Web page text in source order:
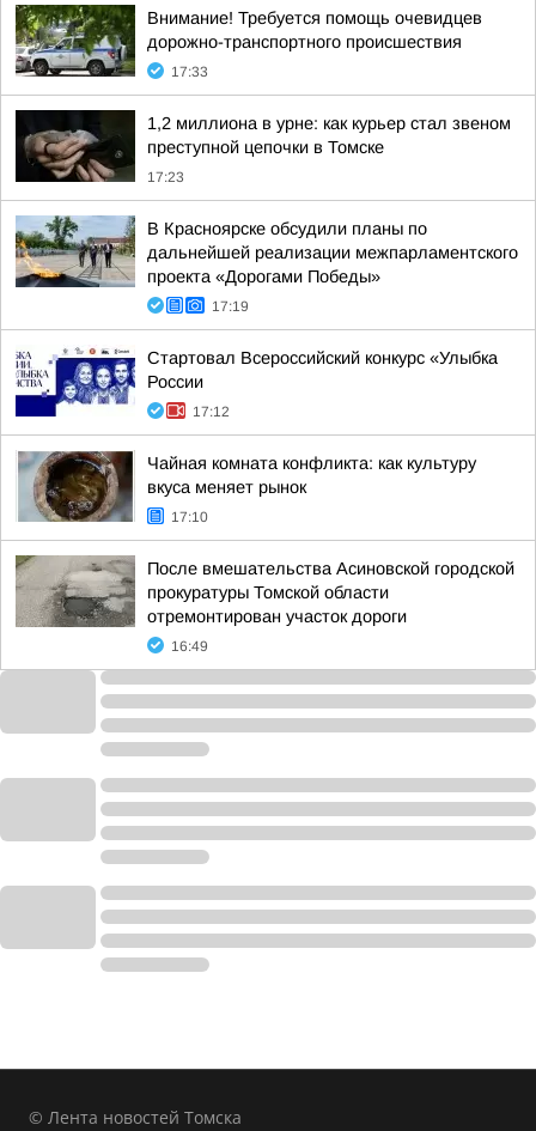
Внимание! Требуется помощь очевидцев
дорожно-транспортного происшествия
17:33
1,2 миллиона в урне: как курьер стал звеном
преступной цепочки в Томске
17:23
В Красноярске обсудили планы по
дальнейшей реализации межпарламентского
проекта «Дорогами Победы»
17:19
Стартовал Всероссийский конкурс «Улыбка
России
17:12
Чайная комната конфликта: как культуру
вкуса меняет рынок
17:10
После вмешательства Асиновской городской
прокуратуры Томской области
отремонтирован участок дороги
16:49
© Лента новостей Томска